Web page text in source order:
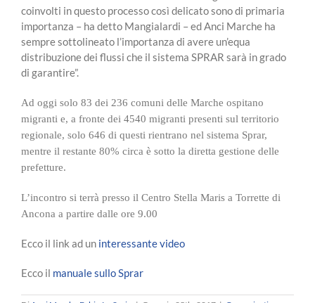
coinvolti in questo processo così delicato sono di primaria
importanza – ha detto Mangialardi – ed Anci Marche ha
sempre sottolineato l’importanza di avere un’equa
distribuzione dei flussi che il sistema SPRAR sarà in grado
di garantire”.
Ad oggi solo 83 dei 236 comuni delle Marche ospitano
migranti e, a fronte dei 4540 migranti presenti sul territorio
regionale, solo 646 di questi rientrano nel sistema Sprar,
mentre il restante 80% circa è sotto la diretta gestione delle
prefetture.
L’incontro si terrà presso il Centro Stella Maris a Torrette di
Ancona a partire dalle ore 9.00
Ecco il link ad un interessante video
Ecco il manuale sullo Sprar